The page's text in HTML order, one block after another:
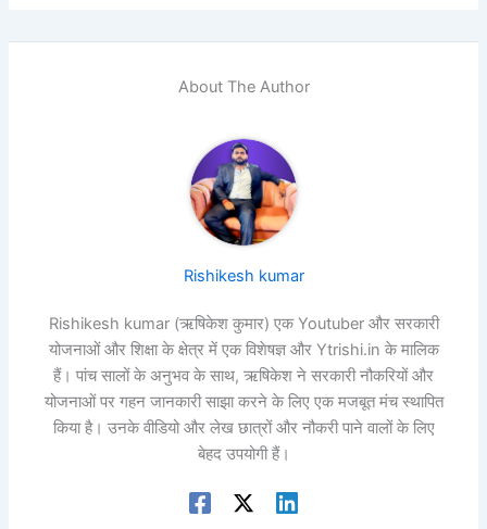
About The Author
Rishikesh kumar
Rishikesh kumar (ऋषिकेश कुमार) एक Youtuber और सरकारी
योजनाओं और शिक्षा के क्षेत्र में एक विशेषज्ञ और Ytrishi.in के मालिक
हैं। पांच सालों के अनुभव के साथ, ऋषिकेश ने सरकारी नौकरियों और
योजनाओं पर गहन जानकारी साझा करने के लिए एक मजबूत मंच स्थापित
किया है। उनके वीडियो और लेख छात्रों और नौकरी पाने वालों के लिए
बेहद उपयोगी हैं।